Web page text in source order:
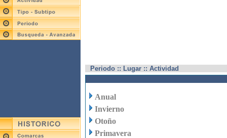
Periodo :: Lugar :: Actividad
Anual
Invierno
Otoño
Primavera